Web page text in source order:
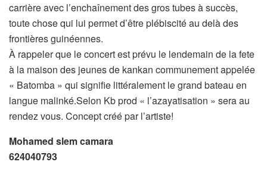
carrière avec l’enchaînement des gros tubes à succès,
toute chose qui lui permet d’être plébiscité au delà des
frontières guinéennes.
À rappeler que le concert est prévu le lendemain de la fete
à la maison des jeunes de kankan communement appelée
« Batomba » qui signifie littéralement le grand bateau en
langue malinké.Selon Kb prod « l’azayatisation » sera au
rendez vous. Concept créé par l’artiste!
Mohamed slem camara
624040793